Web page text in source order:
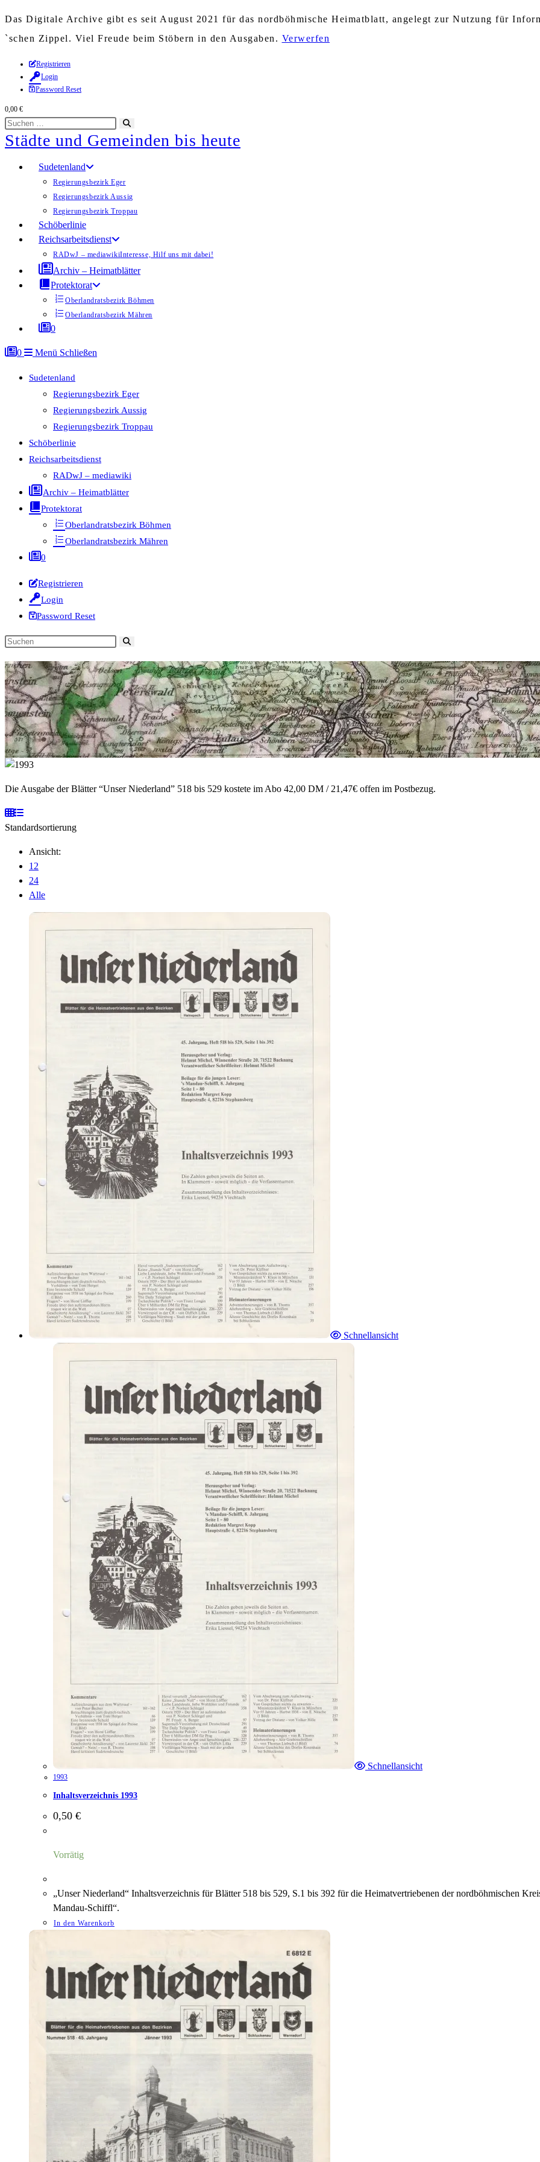
Das Digitale Archive gibt es seit August 2021 für das nordböhmische Heimatblatt, angelegt zur Nutzung für
`schen Zippel. Viel Freude beim Stöbern in den Ausgaben. Verwerfen
Zum
Inhalt
springen
Registrieren
Login
Password Reset
0,00 €
Diese
Website
durchsuchen
starten
Städte und Gemeinden bis heute
Sudetenland
Regierungsbezirk Eger
Regierungsbezirk Aussig
Regierungsbezirk Troppau
Schöberlinie
Reichsarbeitsdienst
RADwJ – mediawikiInteresse, Hilf uns mit dabei!
Archiv – Heimatblätter
Protektorat
Oberlandratsbezirk Böhmen
Oberlandratsbezirk Mähren
0
0 Menü Schließen
Sudetenland
Regierungsbezirk Eger
Regierungsbezirk Aussig
Regierungsbezirk Troppau
Schöberlinie
Reichsarbeitsdienst
RADwJ – mediawiki
Archiv – Heimatblätter
Protektorat
Oberlandratsbezirk Böhmen
Oberlandratsbezirk Mähren
0
Registrieren
Login
Password Reset
Diese
durchsuchen
Die Ausgabe der Blätter “Unser Niederland” 518 bis 529 kostete im Abo 42,00 DM / 21,47€ offen im Postbezug.
Standardsortierung
Ansicht:
12
24
Alle
Schnellansicht
Schnellansicht
1993
Inhaltsverzeichnis 1993
0,50 €
Vorrätig
„Unser Niederland“ Inhaltsverzeichnis für Blätter 518 bis 529, S.1 bis 392 für die Heimatvertriebenen der nordböhmischen
Mandau-Schiffl“.
In den Warenkorb